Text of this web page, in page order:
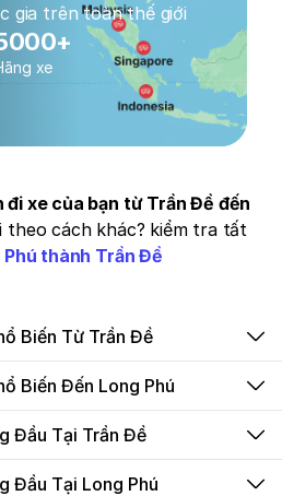
gia trên toàn thế giới
xe
đi xe của bạn từ Trần Đề đến
theo cách khác? kiểm tra tất
Phú thành Trần Đề
Biến Từ Trần Đề
Biến Đến Long Phú
Đầu Tại Trần Đề
Đầu Tại Long Phú